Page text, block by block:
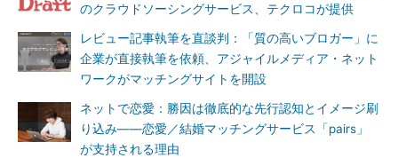
のクラウドソーシングサービス、テクロコが提供
レビュー記事執筆を直談判：「質の高いブロガー」に
企業が直接執筆を依頼、アジャイルメディア・ネット
ワークがマッチングサイトを開設
ネットで恋愛：勝因は徹底的な先行認知とイメージ刷
り込み――恋愛／結婚マッチングサービス「pairs」
が支持される理由